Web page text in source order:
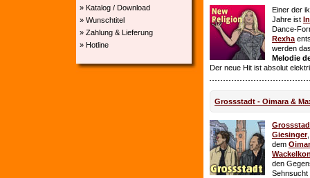
» Katalog / Download
» Wunschtitel
» Zahlung & Lieferung
» Hotline
Einer der
Jahre ist
Dance-
Rexha
werden
Melodie
Der neue Hit ist absolut
Grossstadt - Oimara &
Giesinger
dem
den
Sehnsucht